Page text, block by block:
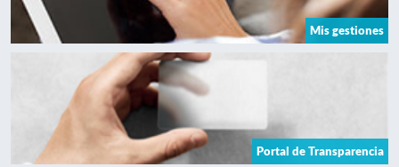
Mis gestiones
Portal de Transparencia